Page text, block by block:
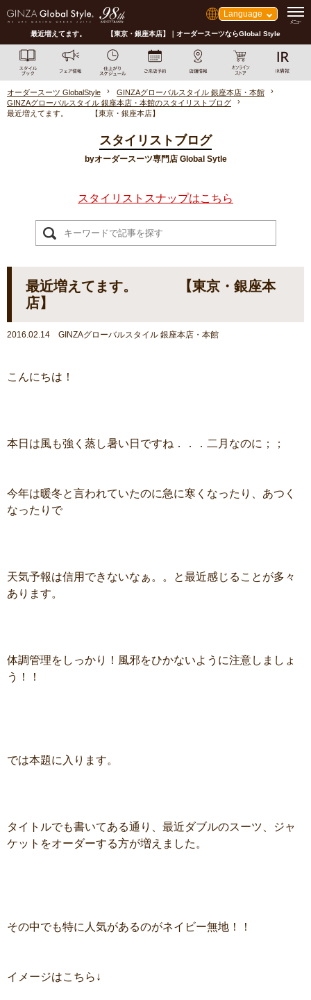
Language
最近増えてます。 【東京・銀座本店】｜オーダースーツならGlobal Style
オーダースーツ GlobalStyle
GINZAグローバルスタイル 銀座本店・本館
GINZAグローバルスタイル 銀座本店・本館のスタイリストブログ
最近増えてます。 【東京・銀座本店】
スタイリストブログ
byオーダースーツ専門店 Global Sytle
スタイリストスナップはこちら
最近増えてます。 【東京・銀座本
店】
2016.02.14 GINZAグローバルスタイル 銀座本店・本館
こんにちは！
本日は風も強く蒸し暑い日ですね．．．二月なのに；；
今年は暖冬と言われていたのに急に寒くなったり、あつく
なったりで
天気予報は信用できないなぁ。。と最近感じることが多々
あります。
体調管理をしっかり！風邪をひかないように注意しましょ
う！！
では本題に入ります。
タイトルでも書いてある通り、最近ダブルのスーツ、ジャ
ケットをオーダーする方が増えました。
その中でも特に人気があるのがネイビー無地！！
イメージはこちら↓